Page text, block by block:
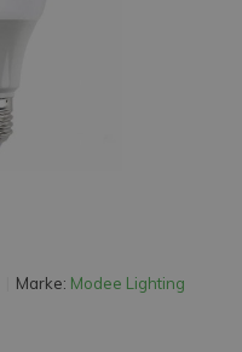
Marke: Modee Lighting